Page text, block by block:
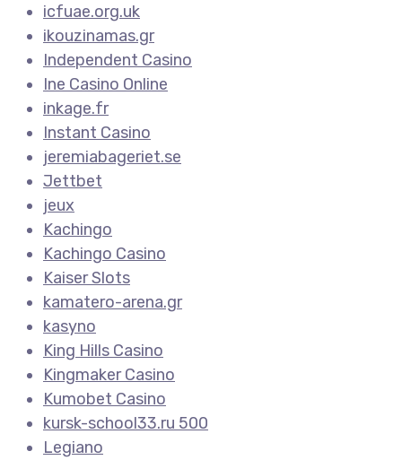
icfuae.org.uk
ikouzinamas.gr
Independent Casino
Ine Casino Online
inkage.fr
Instant Casino
jeremiabageriet.se
Jettbet
jeux
Kachingo
Kachingo Casino
Kaiser Slots
kamatero-arena.gr
kasyno
King Hills Casino
Kingmaker Casino
Kumobet Casino
kursk-school33.ru 500
Legiano